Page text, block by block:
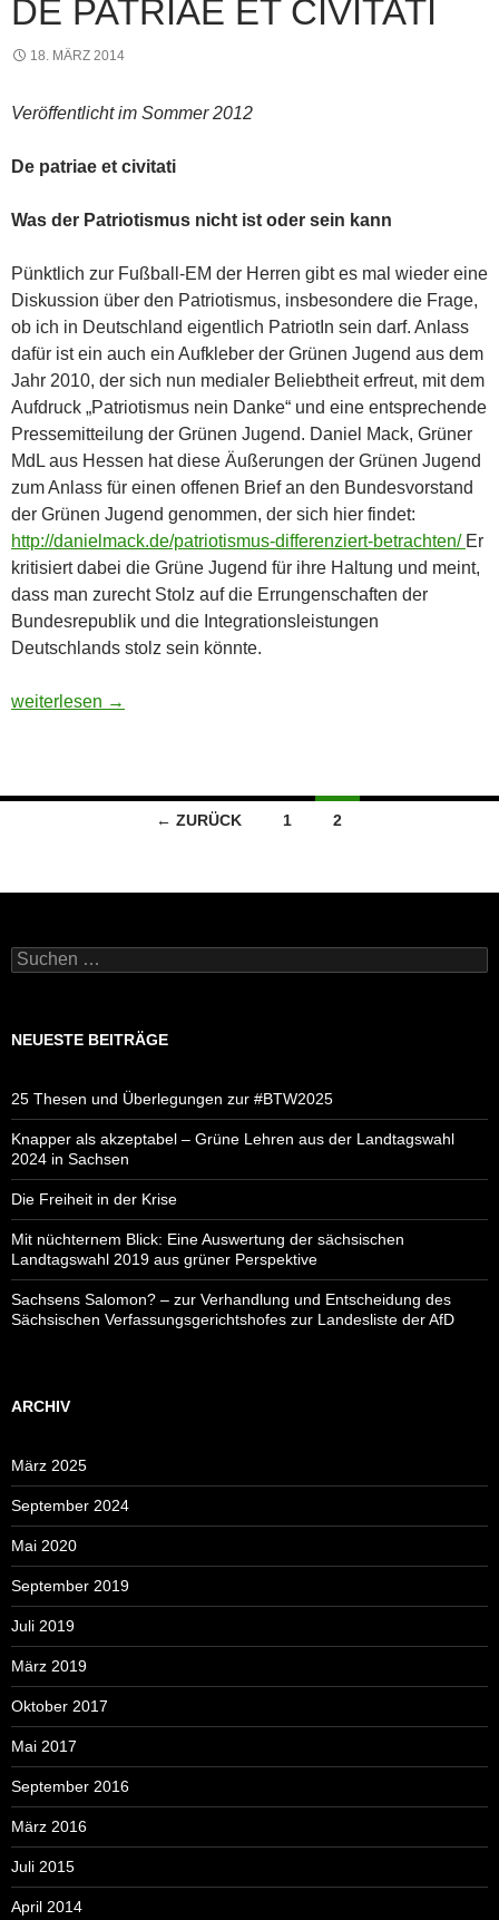
DE PATRIAE ET CIVITATI
18. MÄRZ 2014
Veröffentlicht im Sommer 2012
De patriae et civitati
Was der Patriotismus nicht ist oder sein kann
Pünktlich zur Fußball-EM der Herren gibt es mal wieder eine
Diskussion über den Patriotismus, insbesondere die Frage,
ob ich in Deutschland eigentlich PatriotIn sein darf. Anlass
dafür ist ein auch ein Aufkleber der Grünen Jugend aus dem
Jahr 2010, der sich nun medialer Beliebtheit erfreut, mit dem
Aufdruck „Patriotismus nein Danke“ und eine entsprechende
Pressemitteilung der Grünen Jugend. Daniel Mack, Grüner
MdL aus Hessen hat diese Äußerungen der Grünen Jugend
zum Anlass für einen offenen Brief an den Bundesvorstand
der Grünen Jugend genommen, der sich hier findet:
http://danielmack.de/patriotismus-differenziert-betrachten/ Er
kritisiert dabei die Grüne Jugend für ihre Haltung und meint,
dass man zurecht Stolz auf die Errungenschaften der
Bundesrepublik und die Integrationsleistungen
Deutschlands stolz sein könnte.
De patriae et civitati
weiterlesen →
Beitragsnavigation
← ZURÜCK 1 2
Suchen
nach:
NEUESTE BEITRÄGE
25 Thesen und Überlegungen zur #BTW2025
Knapper als akzeptabel – Grüne Lehren aus der Landtagswahl
2024 in Sachsen
Die Freiheit in der Krise
Mit nüchternem Blick: Eine Auswertung der sächsischen
Landtagswahl 2019 aus grüner Perspektive
Sachsens Salomon? – zur Verhandlung und Entscheidung des
Sächsischen Verfassungsgerichtshofes zur Landesliste der AfD
ARCHIV
März 2025
September 2024
Mai 2020
September 2019
Juli 2019
März 2019
Oktober 2017
Mai 2017
September 2016
März 2016
Juli 2015
April 2014